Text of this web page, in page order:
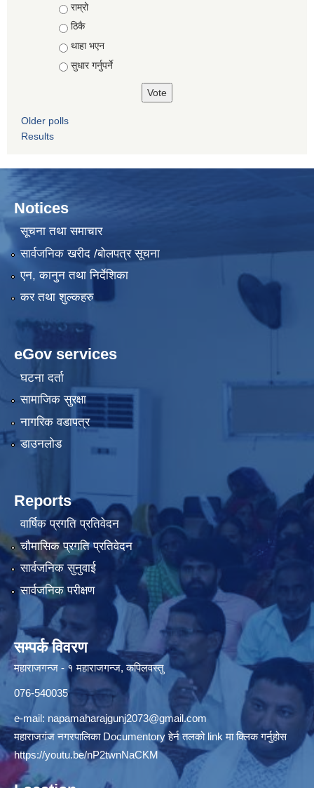
Choices
राम्रो
ठिकै
थाहा भएन
सुधार गर्नुपर्ने
Older polls
Results
Notices
सूचना तथा समाचार
सार्वजनिक खरीद /बोलपत्र सूचना
एन, कानुन तथा निर्देशिका
कर तथा शुल्कहरु
eGov services
घटना दर्ता
सामाजिक सुरक्षा
नागरिक वडापत्र
डाउनलोड
Reports
वार्षिक प्रगति प्रतिवेदन
चौमासिक प्रगति प्रतिवेदन
सार्वजनिक सुनुवाई
सार्वजनिक परीक्षण
सम्पर्क विवरण
महाराजगन्ज - १ महाराजगन्ज, कपिलवस्तु
076-540035
e-mail: napamaharajgunj2073@gmail.com
महाराजगंज नगरपालिका Documentory हेर्न तलको link मा क्लिक गर्नुहोस
https://youtu.be/nP2twnNaCKM